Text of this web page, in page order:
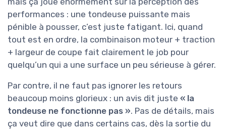
performances : une tondeuse puissante mais
pénible à pousser, c’est juste fatigant. Ici, quand
tout est en ordre, la combinaison moteur + traction
+ largeur de coupe fait clairement le job pour
quelqu’un qui a une surface un peu sérieuse à gérer.
Par contre, il ne faut pas ignorer les retours
beaucoup moins glorieux : un avis dit juste « la
tondeuse ne fonctionne pas ». Pas de détails, mais
ça veut dire que dans certains cas, dès la sortie du